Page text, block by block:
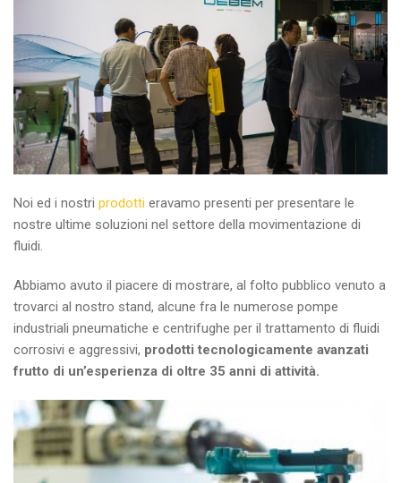
Noi ed i nostri prodotti eravamo presenti per presentare le
nostre ultime soluzioni nel settore della movimentazione di
fluidi.
Abbiamo avuto il piacere di mostrare, al folto pubblico venuto a
trovarci al nostro stand, alcune fra le numerose pompe
industriali pneumatiche e centrifughe per il trattamento di fluidi
corrosivi e aggressivi, prodotti tecnologicamente avanzati
frutto di un’esperienza di oltre 35 anni di attività.